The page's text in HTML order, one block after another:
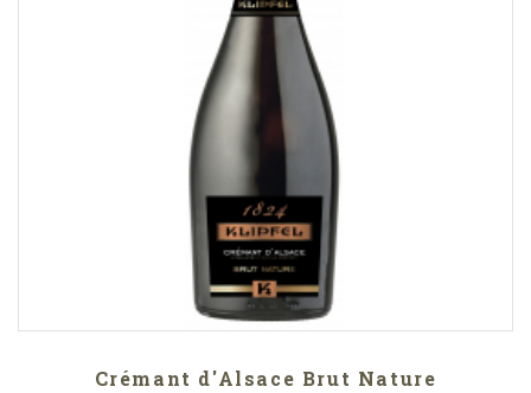
Crémant d'Alsace Brut Nature